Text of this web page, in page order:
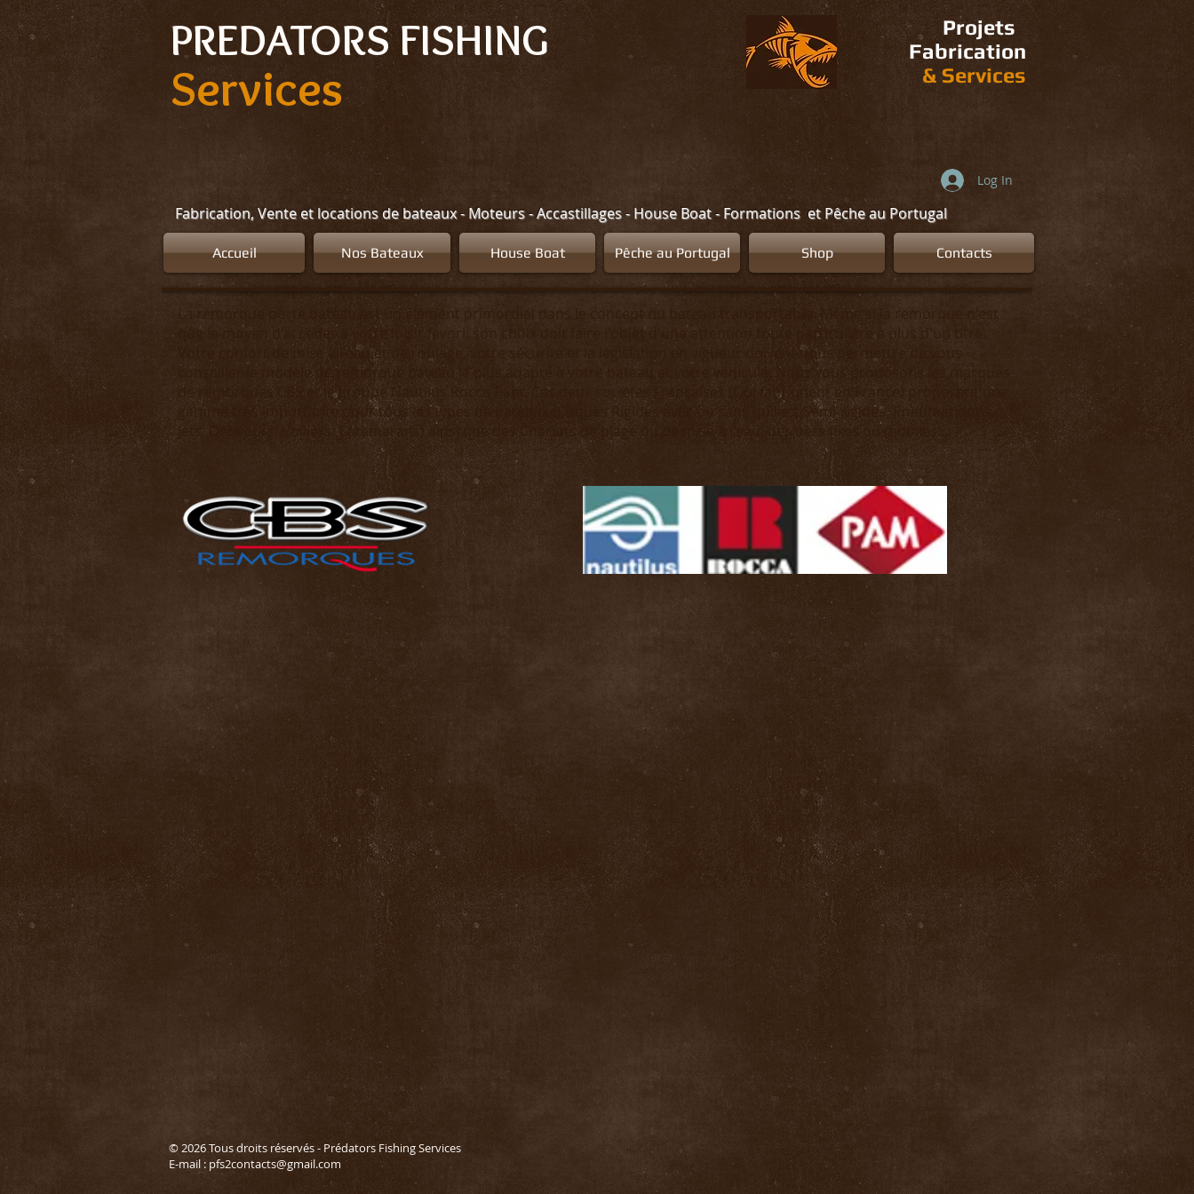
Select Language
PREDATORS FISHING
Services
Projets
Fabrication
& Services
Log In
Fabrication, Vente et locations de bateaux - Moteurs - Accastillages - House Boat - Formations et Pêche au Portugal
Accueil Nos Bateaux House Boat Pêche au Portugal Shop Contacts
La remorque porte bateau est un élément primordial dans le concept du bateau transportable. Même si la remorque n'est
que le moyen d'accéder à votre loisir favori, son choix doit faire l'objet d'une attention toute particulière à plus d'un titre.
Votre confort de mise à l'eau et de roulage, votre sécurité et la législation en vigueur doivent nous permettre de vous
conseiller le modèle de remorque bateau le plus adapté à votre bateau et votre véhicule. Nous vous proposons les marques
de remorques CBS et le groupe Nautilus Rocca Pam. Ces deux sociétés Françaises (Qui fabriquent en France) proposent une
gamme très importante pour tous les types de bateaux (Coques Rigides avec ou sans quilles, Semi-rigides, Pneumatiques,
Jets, Dériveurs, Voiliers, Catamarans) ainsi que des Chariots de plage ou de mise à l'eau, des bers fixes ou mobiles....
© 2026 Tous droits réservés - Prédators Fishing Services
E-mail : pfs2contacts@gmail.com